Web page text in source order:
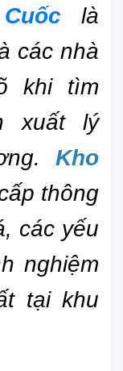
là
các nhà
khi tìm
xuất lý
Kho
thông
các yếu
nghiệm
tại khu